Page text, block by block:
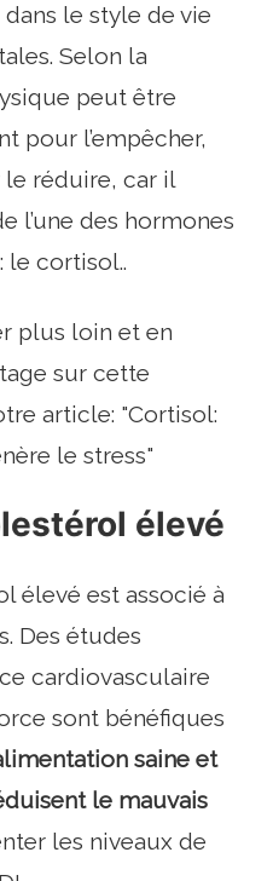
le style de vie
Selon la
peut être
pour l’empêcher,
réduire, car il
l’une des hormones
le cortisol..
plus loin et en
sur cette
article: "Cortisol:
le stress"
élevé
élevé est associé à
Des études
cardiovasculaire
sont bénéfiques
saine et
le mauvais
les niveaux de